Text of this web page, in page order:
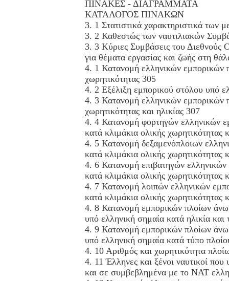
ΠΙΝΑΚΕΣ - ΔΙΑΓΡΑΜΜΑΤΑ
ΚΑΤΑΛΟΓΟΣ ΠΙΝΑΚΩΝ
3. 1 Στατιστικά χαρακτηριστικά
3. 2 Καθεστώς των ναυτιλιακών
3. 3 Κύριες Συμβάσεις του Διεθνούς
για θέματα εργασίας και ζωής στη
4. 1 Κατανομή ελληνικών εμπορικών
χωρητικότητας 305
4. 2 Εξέλιξη εμπορικού στόλου υπό
4. 3 Κατανομή ελληνικών εμπορικών
χωρητικότητας και ηλικίας 307
4. 4 Κατανομή φορτηγών ελληνικών
κατά κλιμάκια ολικής χωρητικότητας
4. 5 Κατανομή δεξαμενόπλοιων
κατά κλιμάκια ολικής χωρητικότητας
4. 6 Κατανομή επιβατηγών
κατά κλιμάκια ολικής χωρητικότητας
4. 7 Κατανομή λοιπών ελληνικών
κατά κλιμάκια ολικής χωρητικότητας
4. 8 Κατανομή εμπορικών πλοίων
υπό ελληνική σημαία κατά ηλικία και
4. 9 Κατανομή εμπορικών πλοίων
υπό ελληνική σημαία κατά τύπο
4. 10 Αριθμός και χωρητικότητα
4. 11 Έλληνες και ξένοι ναυτικοί
και σε συμβεβλημένα με το NAT